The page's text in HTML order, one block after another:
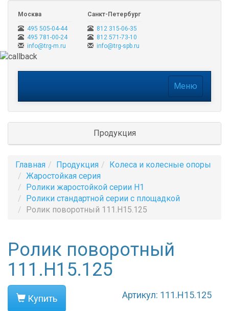
Москва
495 505-04-44
495 781-00-24
info@trg-m.ru
Санкт-Петербург
812 315-06-35
812 571-73-10
info@trg-spb.ru
Меню
Продукция
Главная Продукция
Колеса и колесные опоры
Жаростойкая серия
Ролики жаростойкой серии H1
Ролики стандартной серии с площадкой
Ролик поворотный 111.H15.125
Ролик поворотный
111.H15.125
Купить Артикул: 111.H15.125